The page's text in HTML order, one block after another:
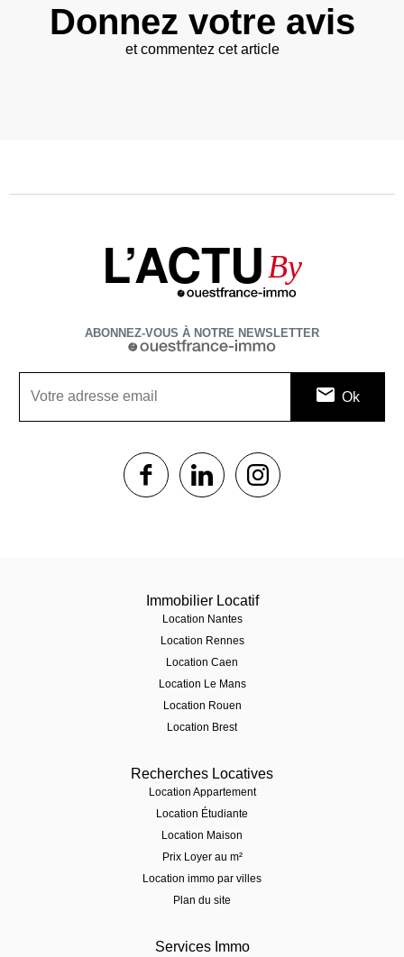
Donnez votre avis
et commentez cet article
L’ACTU By
ABONNEZ-VOUS À NOTRE NEWSLETTER
1$s 1$s
Immobilier Locatif
Location Nantes
Location Rennes
Location Caen
Location Le Mans
Location Rouen
Location Brest
Recherches Locatives
Location Appartement
Location Étudiante
Location Maison
Prix Loyer au m²
Location immo par villes
Plan du site
Services Immo